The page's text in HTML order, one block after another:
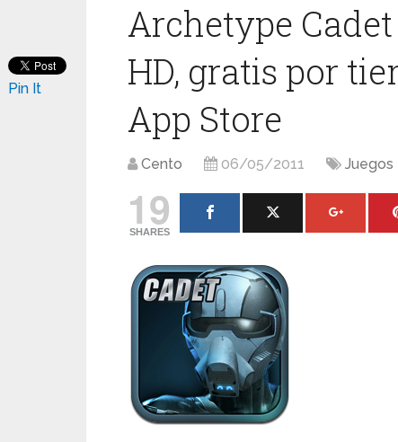
Archetype
HD, gratis por
App Store
Cento 06/05/2011 Juegos
19
SHARES
Pin It